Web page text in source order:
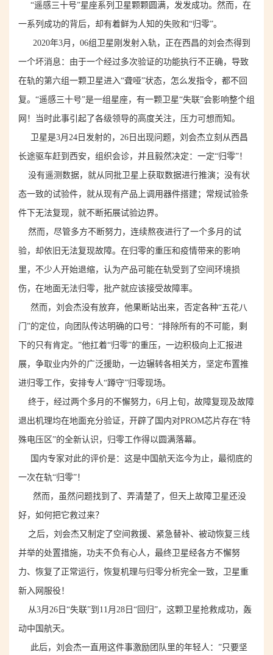
“遥感三十号”星座系列卫星颗颗圆满，发发成功。然而，在
一系列成功的背后，却有着鲜为人知的失败和“归零”。
2020年3月， 06组卫星刚发射入轨， 正在西昌的刘会杰得到
一个坏消息：由于一个经过多次验证的功能执行不正确，导致
在轨的第六组一颗卫星进入“聋哑”状态，怎么发指令，都不回
复。“遥感三十号”是一组星座，有一颗卫星“失联”会影响整个组
网！当时此事引起了各级领导的高度关注，压力可想而知。
卫星是3月24日发射的，26日出现问题，刘会杰立刻 从西昌
长途驱车赶到 西安 ，组织会诊，并且毅然决定：一定“归零”！
没有遥测数据，就从同批卫星上获取数据进行推演；没有状
态一致的试验件，就从现有产品上调用器件搭建；常规试验条
件下无法复现，就不断拓展试验边界。
然而，尽管多方不断努力，连续熬夜进行了一个多月的试
验，却依旧无法复现故障。在归零的重压和疫情带来的影响
里，不少人开始退缩，认为产品可能在轨受到了空间环境损
伤，在地面无法归零，批产就应该接受故障率。
然而，刘会杰没有放弃，他果断站出来，否定各种“五花八
门”的定位，向团队传达明确的口号：“排除所有的不可能，剩
下的只有肯定。”他扛着“归零”的重压，一边积极向上汇报进
展，争取业内外的广泛援助，一边辗转各相关方，坚定布置推
进归零工作， 安排专人“蹲守”归零现场。
终于，经过两个多月的不懈努力，6月上旬，故障复现及故障
退出机理均在地面充分验证，开辟了国内对PROM芯片存在“特
殊电压区”的全新认识，归零工作得以 圆满落幕。
国内专家对此的评价是：这是中国航天迄今为止，最彻底的
一次在轨“归零”！
然而，虽然问题找到了、弄清楚了 ，但天上故障 卫星还没
好，如何把它救过来？
之后，刘会杰又制定了空间救援、紧急替补、被动恢复三线
并举的处置措施， 功夫不负有心人， 最终卫星经各方不懈努
力、 恢复了 正常运行，恢复机理与归零分析完全一致，卫星重
新入网服役！
从3月26日“失联”到11月28日“回归”，这颗卫星抢救成功，轰
动中国 航天。
此后，刘会杰一直用这件事激励团队里的年轻人：”只要坚